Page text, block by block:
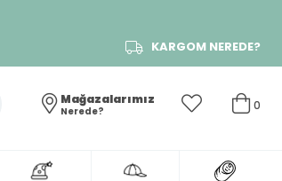
KARGOM NEREDE?
0
Mağazalarımız
Nerede?